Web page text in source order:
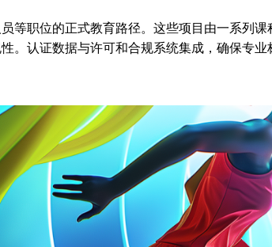
等职位的正式教育路径。这些项目由一系列
。认证数据与许可和合规系统集成，确保专业